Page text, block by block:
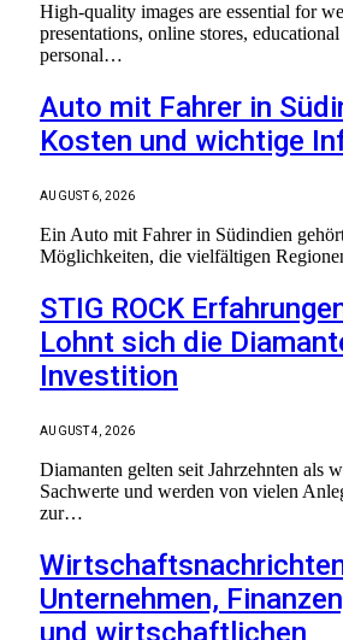
High-quality images are essential for
presentations, online stores,
personal…
Auto mit Fahrer in
Kosten und wichtige
AUGUST 6, 2026
Ein Auto mit Fahrer in Südindien
Möglichkeiten, die vielfältigen
STIG ROCK
Lohnt sich die
Investition
AUGUST 4, 2026
Diamanten gelten seit Jahrzehnten als
Sachwerte und werden von vielen
zur…
Unternehmen,
und wirtschaftlichen